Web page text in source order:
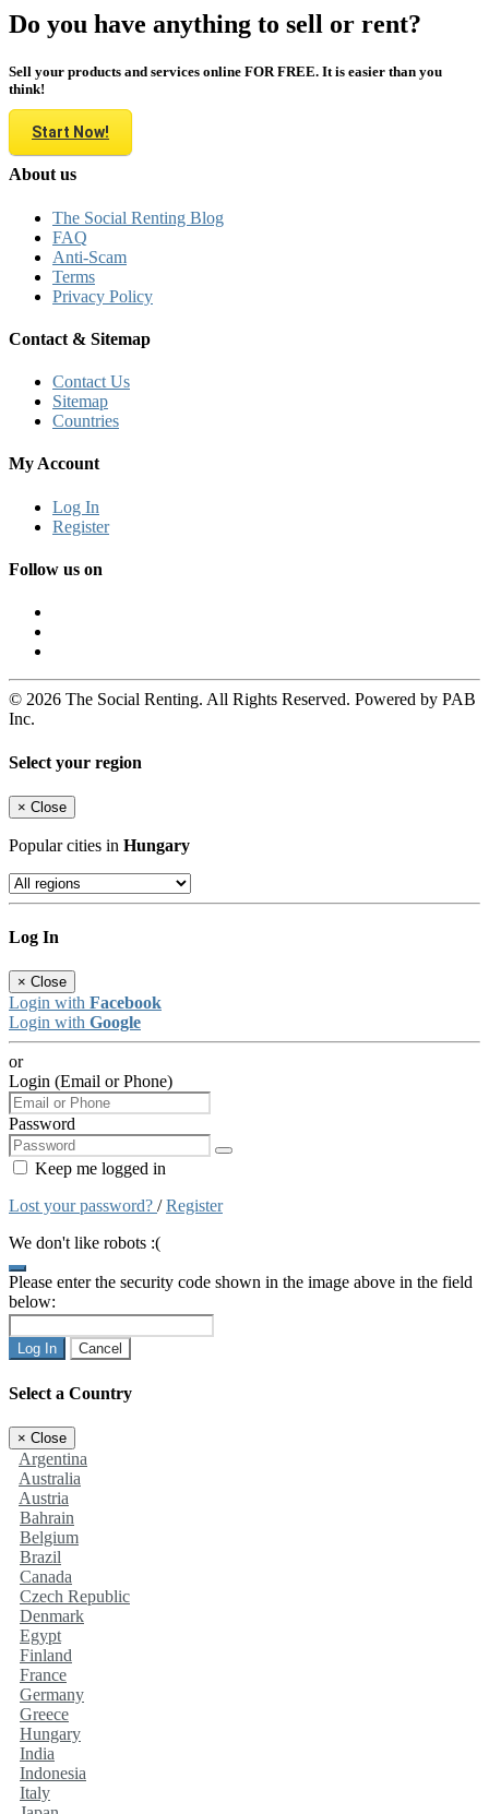
Do you have anything to sell or rent?
Sell your products and services online FOR FREE. It is easier than you
think!
Start Now!
About us
The Social Renting Blog
FAQ
Anti-Scam
Terms
Privacy Policy
Contact & Sitemap
Contact Us
Sitemap
Countries
My Account
Log In
Register
Follow us on
© 2026 The Social Renting. All Rights Reserved. Powered by PAB
Inc.
Select your region
× Close
Popular cities in Hungary
Log In
× Close
Login with Facebook
Login with Google
or
Login (Email or Phone)
Password
Keep me logged in
Lost your password? /Register
We don't like robots :(
Please enter the security code shown in the image above in the field
below:
Log In Cancel
Select a Country
× Close
Argentina
Australia
Austria
Bahrain
Belgium
Brazil
Canada
Czech Republic
Denmark
Egypt
Finland
France
Germany
Greece
Hungary
India
Indonesia
Italy